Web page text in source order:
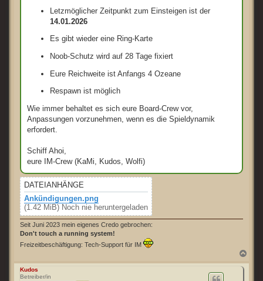
Letzmöglicher Zeitpunkt zum Einsteigen ist der
14.01.2026
Es gibt wieder eine Ring-Karte
Noob-Schutz wird auf 28 Tage fixiert
Eure Reichweite ist Anfangs 4 Ozeane
Respawn ist möglich
Wie immer behaltet es sich eure Board-Crew vor,
Anpassungen vorzunehmen, wenn es die Spieldynamik
erfordert.
Schiff Ahoi,
eure IM-Crew (KaMi, Kudos, Wolfi)
DATEIANHÄNGE
Ankündigungen.png
(1.42 MiB) Noch nie heruntergeladen
Seit Juni 2023 mein eigenes Credo gebrochen:
Don't touch a running system!
Freizeitbeschäftigung: Tech-Support für IM
Kudos
Betreiber/in